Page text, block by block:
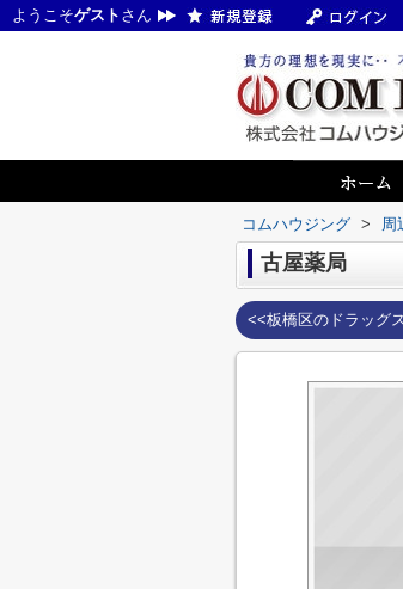
ようこそゲスト さん
コムハウジング > 周
古屋薬局
<<板橋区のドラッグ